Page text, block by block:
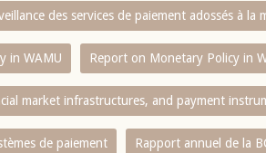
des services de paiement adossés à la
in WAMU Report on Monetary Policy in
market infrastructures, and payment
de paiement Rapport annuel de la